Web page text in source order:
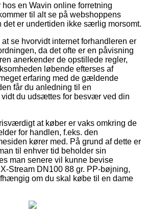
hos en Wavin online forretning
til alt se på webshoppens
det er undertiden ikke særlig morsomt.
se hvorvidt internet forhandleren er
da det ofte er en påvisning
anerkender de opstillede regler,
løbende efterses af
erfaring med de gældende
får du anledning til en
du udsættes for besvær ved din
at køber er vaks omkring de
for handlen, f.eks. den
kører med. På grund af dette er
til enhver tid beholder sin
man senere vil kunne bevise
Stream DN100 88 gr. PP-bøjning,
om du skal købe til en dame